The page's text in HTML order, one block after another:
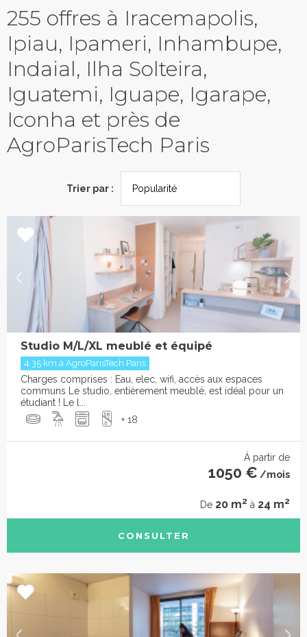
255 offres à Iracemapolis,
Ipiau, Ipameri, Inhambupe,
Indaial, Ilha Solteira,
Iguatemi, Iguape, Igarape,
Iconha et près de
AgroParisTech Paris
Trier par :
Studio M/L/XL meublé et équipé
4.35 km à AgroParisTech Paris
Charges comprises : Eau, elec, wifi, accès aux espaces
communs Le studio, entièrement meublé, est idéal pour un
étudiant ! Le l...
+ 18
À partir de
1050 € /mois
De 20 m2 à 24 m2
CONSULTER